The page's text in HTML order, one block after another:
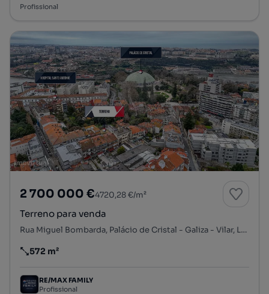
Profissional
2 700 000 €4720,28 €/m²
Terreno para venda
Rua Miguel Bombarda, Palácio de Cristal - Galiza - Vilar, Lordelo do Ouro e Massarelos, Porto, Porto
Preço por metro quadrado
572 m²
RE/MAX FAMILY
Profissional